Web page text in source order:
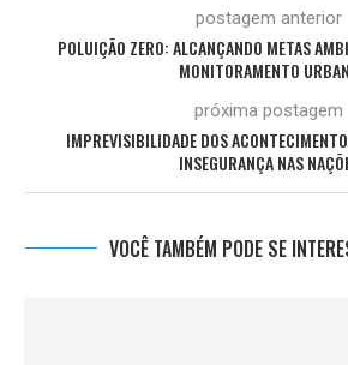
postagem anterior
POLUIÇÃO ZERO: ALCANÇANDO METAS
MONITORAMENTO
próxima postagem
IMPREVISIBILIDADE DOS
INSEGURANÇA NAS
VOCÊ TAMBÉM PODE SE